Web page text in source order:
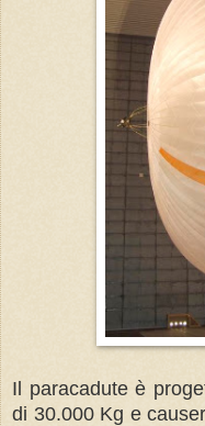
Il paracadute è
di 30.000 Kg e